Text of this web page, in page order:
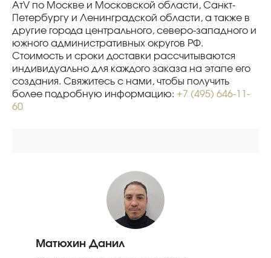
АтV по Москве и Московской области, Санкт-
Петербургу и Ленинградской области, а также в
другие города центрального, северо-западного и
южного административных округов РФ.
Стоимость и сроки доставки рассчитываются
индивидуально для каждого заказа на этапе его
создания. Свяжитесь с нами, чтобы получить
более подробную информацию: +7 (495) 646-11-
60
Матюхин Данил